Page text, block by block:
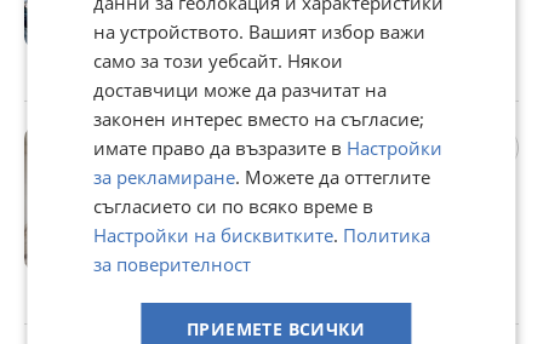
410 333,13 лв
Не се начислява ДДС
гр. София, Овча купел, 31 май
Дава под наем МАГАЗИН,
гр. София, Център
700 €
1 369,08 лв
Не се начислява ДДС
на устройството. Вашият избор важи
само за този уебсайт. Някои
доставчици може да разчитат на
законен интерес вместо на съгласие;
имате право да възразите в Настройки
за рекламиране. Можете да оттеглите
съгласието си по всяко време в
Настройки на бисквитките. Политика
за поверителност
ПРИЕМЕТЕ ВСИЧКИ